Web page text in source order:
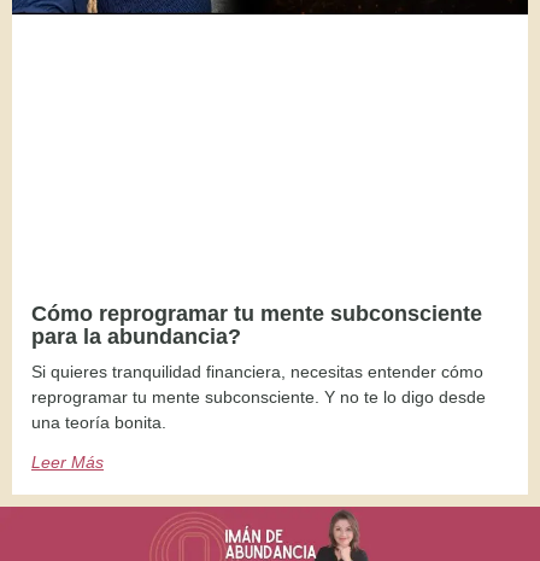
Cómo reprogramar tu mente subconsciente
para la abundancia?
Si quieres tranquilidad financiera, necesitas entender cómo
reprogramar tu mente subconsciente. Y no te lo digo desde
una teoría bonita.
Leer Más